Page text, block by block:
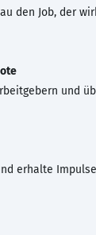
den Job, der
und
erhalte